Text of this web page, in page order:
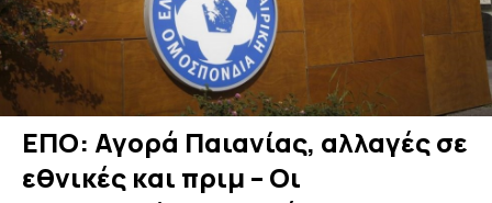
ΕΠΟ: Αγορά Παιανίας, αλλαγές σε
εθνικές και πριμ – Οι